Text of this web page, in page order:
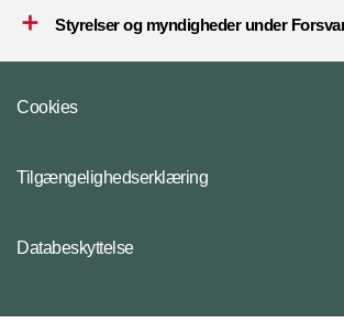
Styrelser og myndigheder under
Cookies
Tilgængelighedserklæring
Databeskyttelse